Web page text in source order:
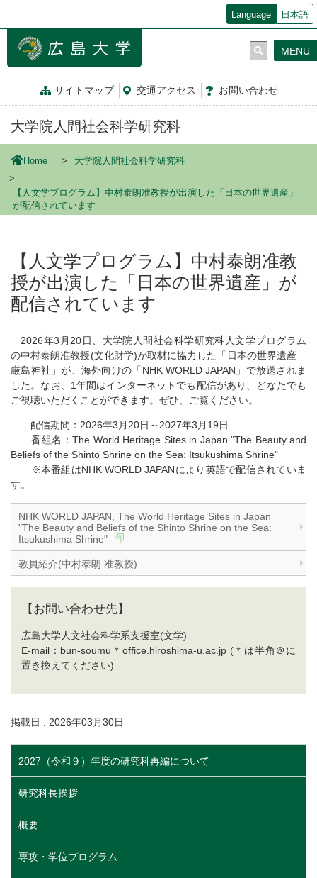
ン
Language 日本語
サイトマップ 交通アクセス お問い合わせ
MENU
大学院人間社会科学研究科
Home 大学院人間社会科学研究科
【人文学プログラム】中村泰朗准教授が出演した「日本の世界遺産」
が配信されています
【人文学プログラム】中村泰朗准教
授が出演した「日本の世界遺産」が
配信されています
2026年3月20日、大学院人間社会科学研究科人文学プログラム
の中村泰朗准教授(文化財学)が取材に協力した「日本の世界遺産
厳島神社」が、海外向けの「NHK WORLD JAPAN」で放送されま
した。なお、1年間はインターネットでも配信があり、どなたでも
ご視聴いただくことができます。ぜひ、ご覧ください。
配信期間：2026年3月20日～2027年3月19日
番組名：The World Heritage Sites in Japan "The Beauty and
Beliefs of the Shinto Shrine on the Sea: Itsukushima Shrine"
※本番組はNHK WORLD JAPANにより英語で配信されていま
す。
NHK WORLD JAPAN, The World Heritage Sites in Japan
"The Beauty and Beliefs of the Shinto Shrine on the Sea:
Itsukushima Shrine"
教員紹介(中村泰朗 准教授)
【お問い合わせ先】
広島大学人文社会科学系支援室(文学)
E-mail：bun-soumu＊office.hiroshima-u.ac.jp (＊は半角＠に
置き換えてください)
掲載日 : 2026年03月30日
2027（令和９）年度の研究科再編について
研究科長挨拶
概要
専攻・学位プログラム